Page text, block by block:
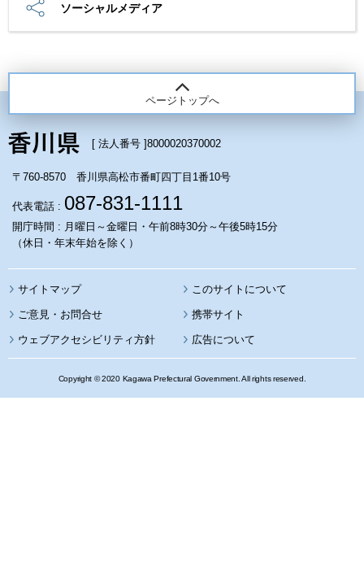
ソーシャルメディア
ページトップへ
[ 法人番号 ]8000020370002
〒760-8570 香川県高松市番町四丁目1番10号
代表電話 : 087-831-1111
開庁時間 : 月曜日～金曜日・午前8時30分～午後5時15分
（休日・年末年始を除く）
サイトマップ このサイトについて
携帯サイト
ウェブアクセシビリティ方針 広告について
Copyright © 2020 Kagawa Prefectural Government. All rights reserved.